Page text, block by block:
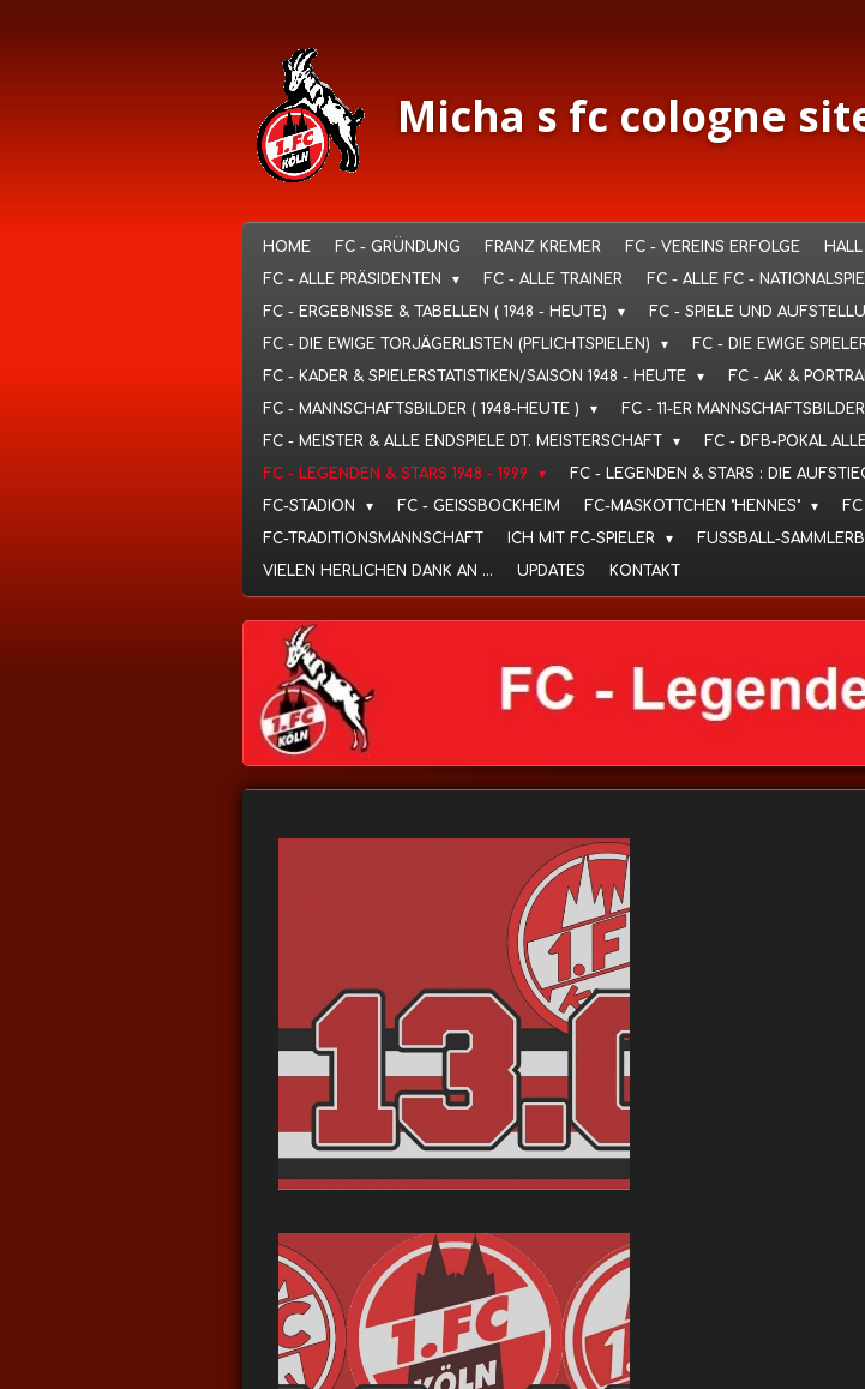
Micha s fc cologne
HOME FC - GRÜNDUNG FRANZ KREMER FC - VEREINS ERFOLGE
FC - ALLE PRÄSIDENTEN
FC - ALLE TRAINER FC - ALLE FC -
FC - ERGEBNISSE & TABELLEN ( 1948 - HEUTE)
FC - SPIELE UND
FC - DIE EWIGE TORJÄGERLISTEN (PFLICHTSPIELEN)
FC - DIE EWIGE
FC - KADER & SPIELERSTATISTIKEN/SAISON 1948 - HEUTE
FC - AK &
FC - MANNSCHAFTSBILDER ( 1948-HEUTE )
FC - 11-ER
FC - MEISTER & ALLE ENDSPIELE DT. MEISTERSCHAFT
FC - DFB-POKAL
FC - LEGENDEN & STARS 1948 - 1999
FC - LEGENDEN & STARS : DIE
FC-STADION
FC - GEISSBOCKHEIM FC-MASKOTTCHEN "HENNES"
FC-TRADITIONSMANNSCHAFT
ICH MIT FC-SPIELER FUSSBALL-
VIELEN HERLICHEN DANK AN ...
UPDATES KONTAKT